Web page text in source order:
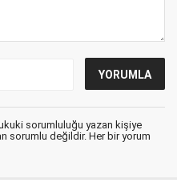
sorumluluğu yazan kişiye
sorumlu değildir. Her bir yorum